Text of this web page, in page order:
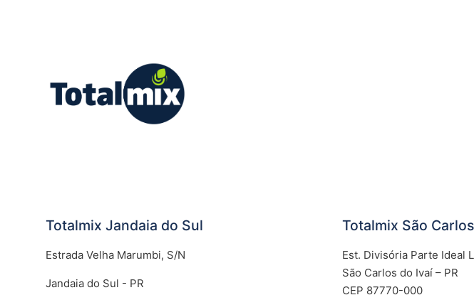
Totalmix Jandaia do Sul
Estrada Velha Marumbi, S/N
Jandaia do Sul - PR
Totalmix São
Est. Divisória Parte Ideal
São Carlos do Ivaí – PR
CEP 87770-000